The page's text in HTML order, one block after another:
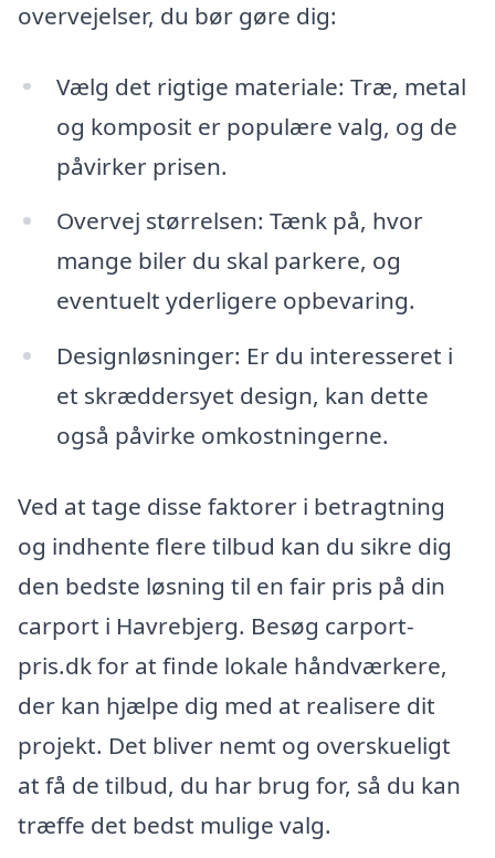
overvejelser, du bør gøre dig:
Vælg det rigtige materiale: Træ, metal
og komposit er populære valg, og de
påvirker prisen.
Overvej størrelsen: Tænk på, hvor
mange biler du skal parkere, og
eventuelt yderligere opbevaring.
Designløsninger: Er du interesseret i
et skræddersyet design, kan dette
også påvirke omkostningerne.
Ved at tage disse faktorer i betragtning
og indhente flere tilbud kan du sikre dig
den bedste løsning til en fair pris på din
carport i Havrebjerg. Besøg carport-
pris.dk for at finde lokale håndværkere,
der kan hjælpe dig med at realisere dit
projekt. Det bliver nemt og overskueligt
at få de tilbud, du har brug for, så du kan
træffe det bedst mulige valg.